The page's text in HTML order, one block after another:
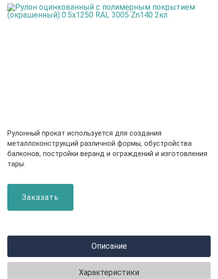
Рулонный прокат используется для создания
металлоконструкций различной формы, обустройства
балконов, постройки веранд и ограждений и изготовления
тары.
Заказать
Описание
Характеристики